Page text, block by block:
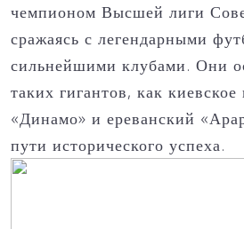
чемпионом Высшей лиги
сражаясь с легендарными
сильнейшими клубами. Они
таких гигантов, как киевское
«Динамо» и ереванский
пути исторического успеха.